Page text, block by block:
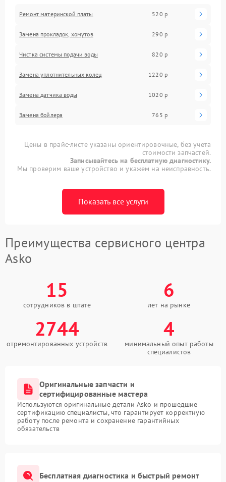
Ремонт материнской платы 520 р
Замена прокладок, хомутов 290 р
Чистка системы подачи воды 820 р
Замена уплотнительных колец 1220 р
Замена датчика воды 1020 р
Замена бойлера 765 р
Цены в прайс-листе указаны ориентировочные, без учета
стоимости запчастей.
Записывайтесь на бесплатную диагностику.
Мы проверим ваше устройство и укажем на неисправность.
Показать все услуги
Преимущества сервисного центра
Asko
15
сотрудников в штате
6
лет на рынке
2744
отремонтированных устройств
4
минимальный опыт работы
специалистов
Оригинальные запчасти и
сертифицированные мастера
Используются оригинальные детали Asko и прошедшие
сертификацию специалисты, что гарантирует корректную
работу после ремонта и сохранение гарантийных
обязательств
Бесплатная диагностика и быстрый ремонт